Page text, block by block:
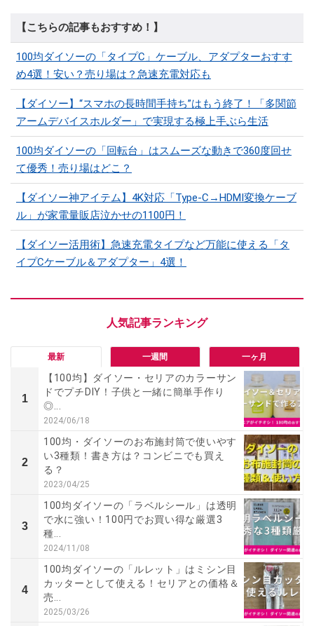
【こちらの記事もおすすめ！】
100均ダイソーの「タイプC」ケーブル、アダプターおすす
め4選！安い？売り場は？急速充電対応も
【ダイソー】“スマホの長時間手持ち”はもう終了！「多関節
アームデバイスホルダー」で実現する極上手ぶら生活
100均ダイソーの「回転台」はスムーズな動きで360度回せ
て優秀！売り場はどこ？
【ダイソー神アイテム】4K対応「Type-C→HDMI変換ケーブ
ル」が家電量販店泣かせの1100円！
【ダイソー活用術】急速充電タイプなど万能に使える「タ
イプCケーブル＆アダプター」4選！
最新 一週間 一ヶ月
1
【100均】ダイソー・セリアのカラーサン
ドでプチDIY！子供と一緒に簡単手作り
◎...
2024/06/18
2
100均・ダイソーのお布施封筒で使いやす
い3種類！書き方は？コンビニでも買え
る？
2023/04/25
3
100均ダイソーの「ラベルシール」は透明
で水に強い！100円でお買い得な厳選3
種...
2024/11/08
4
100均ダイソーの「ルレット」はミシン目
カッターとして使える！セリアとの価格＆
売...
2025/03/26